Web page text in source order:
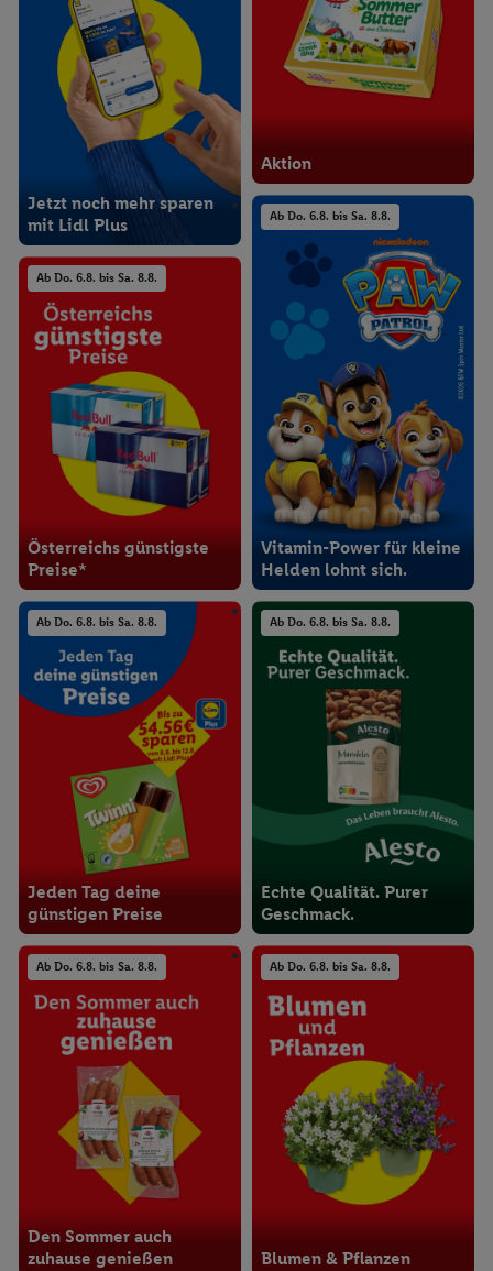
Jetzt noch mehr sparen
mit Lidl Plus
Aktion
Ab Do. 6.8. bis Sa. 8.8.
Vitamin-Power für kleine
Helden lohnt sich.
Ab Do. 6.8. bis Sa. 8.8.
Österreichs günstigste
Preise*
Ab Do. 6.8. bis Sa. 8.8.
Jeden Tag deine
günstigen Preise
Ab Do. 6.8. bis Sa. 8.8.
Echte Qualität. Purer
Geschmack.
Ab Do. 6.8. bis Sa. 8.8.
Den Sommer auch
zuhause genießen
Ab Do. 6.8. bis Sa. 8.8.
Blumen & Pflanzen